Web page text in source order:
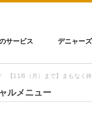
サービス デニャーズ
【11/6（月）まで】まもなく
ルメニュー